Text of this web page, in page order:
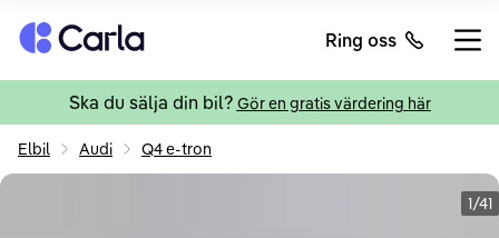
Tillbaka till startsidan Ring oss
Ska du sälja din bil? Gör en gratis värdering här
Elbil Audi Q4 e-tron
1/41